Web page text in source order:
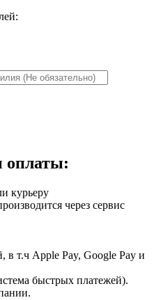
оплаты:
курьеру
через сервис
в т.ч Apple Pay, Google Pay и
быстрых платежей).